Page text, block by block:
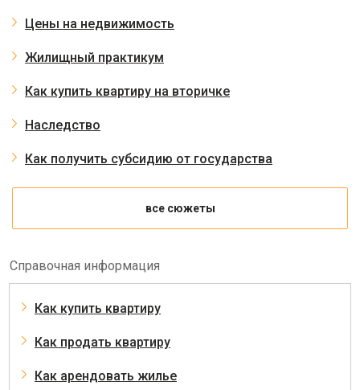
Цены на недвижимость
Жилищный практикум
Как купить квартиру на вторичке
Наследство
Как получить субсидию от государства
все сюжеты
Справочная информация
Как купить квартиру
Как продать квартиру
Как арендовать жилье